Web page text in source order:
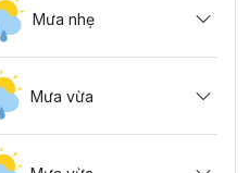
Mưa nhẹ
Mưa vừa